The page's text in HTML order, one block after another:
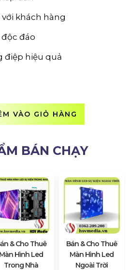
khách hàng
đáo
điệp hiệu quả
VÀO GIỎ HÀNG
BÁN CHẠY
& Cho Thuê
Màn Hình Led
Trong Nhà
Bán & Cho Thuê
Màn Hình Led
Ngoài Trời